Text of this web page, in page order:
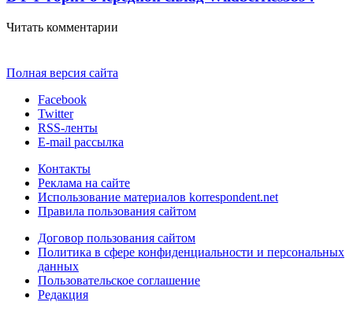
Читать комментарии
Полная версия сайта
Facebook
Twitter
RSS-ленты
E-mail рассылка
Контакты
Реклама на сайте
Использование материалов korrespondent.net
Правила пользования сайтом
Договор пользования сайтом
Политика в сфере конфиденциальности и персональных
данных
Пользовательское соглашение
Редакция